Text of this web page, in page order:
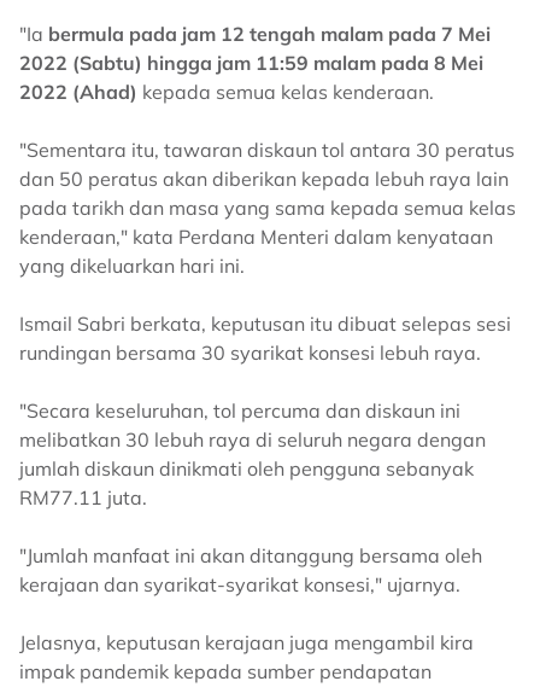
"Ia bermula pada jam 12 tengah malam pada 7 Mei
2022 (Sabtu) hingga jam 11:59 malam pada 8 Mei
2022 (Ahad) kepada semua kelas kenderaan.
"Sementara itu, tawaran diskaun tol antara 30 peratus
dan 50 peratus akan diberikan kepada lebuh raya lain
pada tarikh dan masa yang sama kepada semua kelas
kenderaan," kata Perdana Menteri dalam kenyataan
yang dikeluarkan hari ini.
Ismail Sabri berkata, keputusan itu dibuat selepas sesi
rundingan bersama 30 syarikat konsesi lebuh raya.
"Secara keseluruhan, tol percuma dan diskaun ini
melibatkan 30 lebuh raya di seluruh negara dengan
jumlah diskaun dinikmati oleh pengguna sebanyak
RM77.11 juta.
"Jumlah manfaat ini akan ditanggung bersama oleh
kerajaan dan syarikat-syarikat konsesi," ujarnya.
Jelasnya, keputusan kerajaan juga mengambil kira
impak pandemik kepada sumber pendapatan